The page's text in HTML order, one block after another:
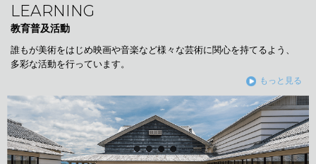
LEARNING
教育普及活動
誰もが美術をはじめ映画や音楽など様々な芸術に関心を持てるよう、
多彩な活動を行っています。
もっと見る